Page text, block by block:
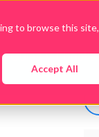
to browse this site,
Accept All
Guías y Ebooks